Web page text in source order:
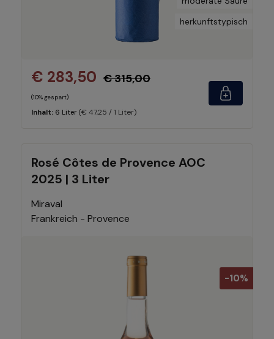
herkunftstypisch
€ 283,50 € 315,00
(10% gespart)
Inhalt: 6 Liter (€ 47,25 / 1 Liter)
Rosé Côtes de Provence AOC
2025 | 3 Liter
Miraval
Frankreich - Provence
-10%